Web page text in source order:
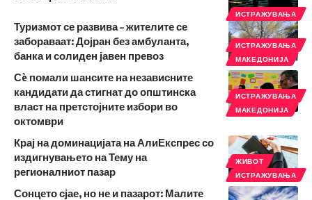
ИСТРАЖУВАЊА
ИСТРАЖУВАЊА
МАКЕДОНИЈА
Туризмот се развива – жителите се
забораваат: Дојран без амбуланта,
банка и солиден јавен превоз
ИСТРАЖУВАЊА
МАКЕДОНИЈА
Сè помали шансите на независните
кандидати да стигнат до општинска
власт на претстојните избори во
октомври
ЖИВОТ
ИСТРАЖУВАЊА
Крај на доминацијата на АлиЕкспрес со
издигнувањето на Тему на
регионалниот пазар
Сонцето сјае, но не и пазарот: Малите